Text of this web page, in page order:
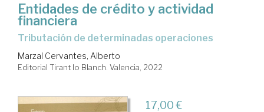
Entidades de crédito y actividad
financiera
tributación de determinadas operaciones
Marzal Cervantes, Alberto
Editorial Tirant lo Blanch. Valencia, 2022
17,00 €